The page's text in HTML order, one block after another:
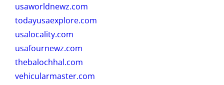
usaworldnewz.com
todayusaexplore.com
usalocality.com
usafournewz.com
thebalochhal.com
vehicularmaster.com